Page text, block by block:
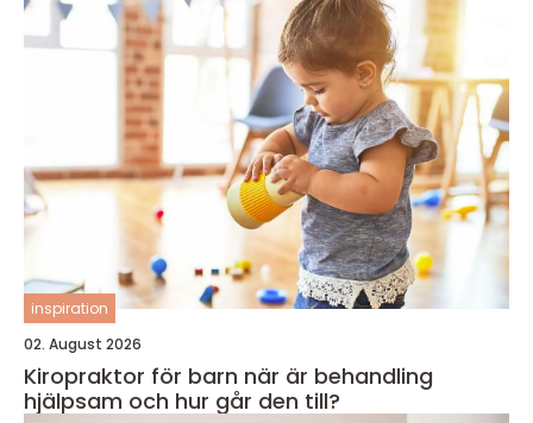
inspiration
02. August 2026
Kiropraktor för barn när är behandling
hjälpsam och hur går den till?